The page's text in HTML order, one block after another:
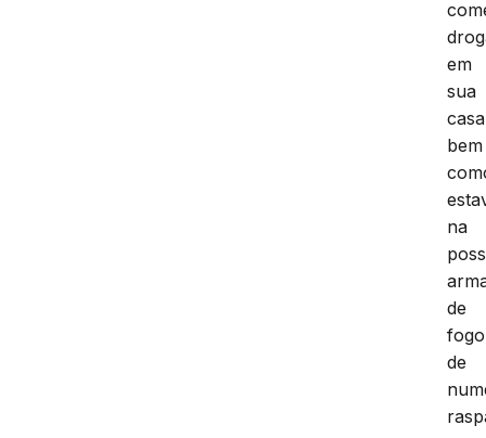
em
sua
bem
na
de
fogo
de